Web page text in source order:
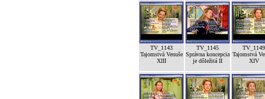
TV_1143
Tajomstvá Venuše
XIII
TV_1145
Správna koncepcia
je dôležitá II
TV_1149
Tajomstvá
XIV